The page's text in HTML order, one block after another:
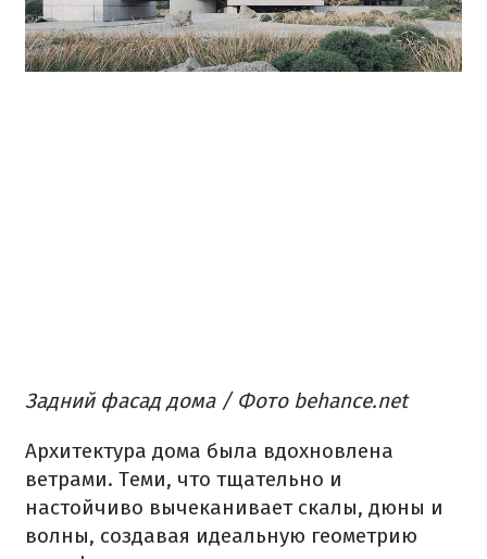
Задний фасад дома / Фото behance.net
Архитектура дома была вдохновлена ​​
ветрами. Теми, что тщательно и
настойчиво вычеканивает скалы, дюны и
волны, создавая идеальную геометрию